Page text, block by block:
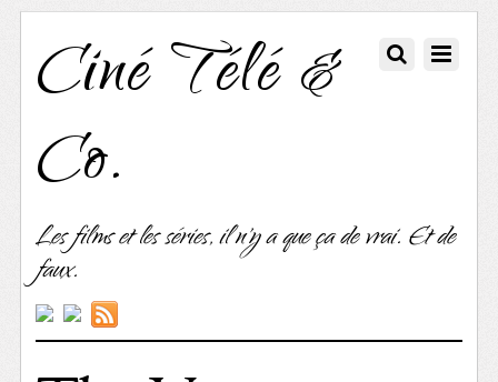
Ciné Télé &
Co.
Les films et les séries, il n'y a que ça de vrai. Et de
faux.